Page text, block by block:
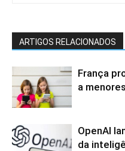
ARTIGOS RELACIONADOS
França
a
OpenAI
da